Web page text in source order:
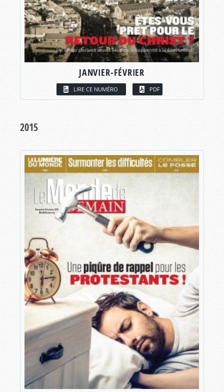
JANVIER-FÉVRIER
LIRE CE NUMÉRO PDF
2015